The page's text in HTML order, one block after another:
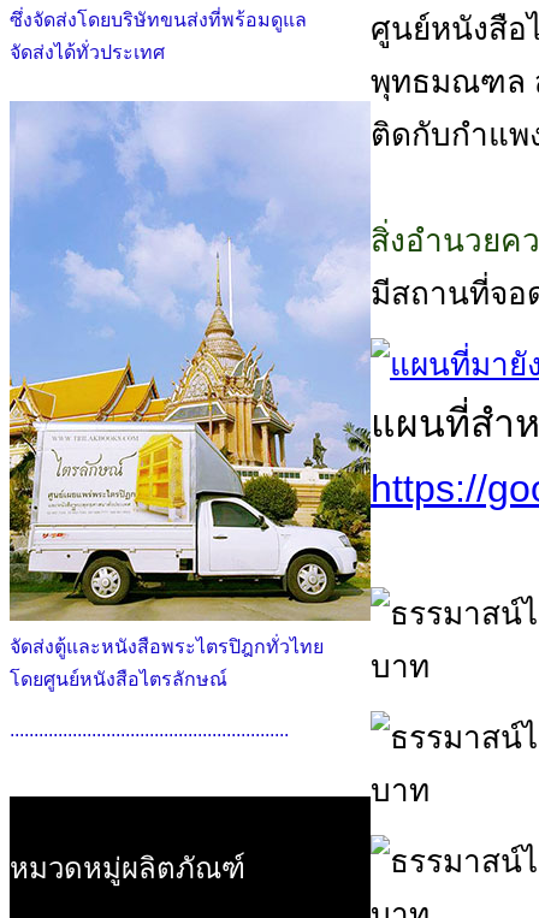
ซึ่งจัดส่งโดยบริษัทขนส่งที่พร้อมดูแล
จัดส่งได้ทั่วประเทศ
จัดส่งตู้และหนังสือพระไตรปิฎกทั่วไทย
โดยศูนย์หนังสือไตรลักษณ์
..........................................................
หมวดหมู่ผลิตภัณฑ์
ศูนย์หนังสือ
พุทธมณฑล
ติดกับกำแ
สิ่งอำนวยค
มีสถานที่จอ
แผนที่สำ
https://